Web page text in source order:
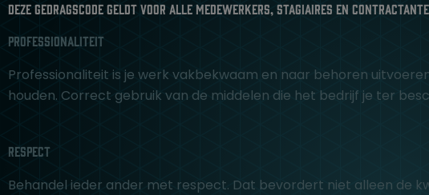
Deze gedragscode geldt voor alle medewerkers, stagiaires en contractanten
Professionaliteit
Professionaliteit is je werk vakbekwaam en naar behoren
houden. Correct gebruik van de middelen die het bedrijf je ter
Respect
Behandel ieder ander met respect. Dat bevordert niet alleen de